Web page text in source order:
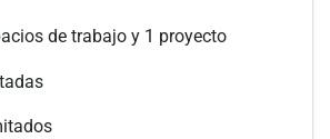
de trabajo y 1 proyecto